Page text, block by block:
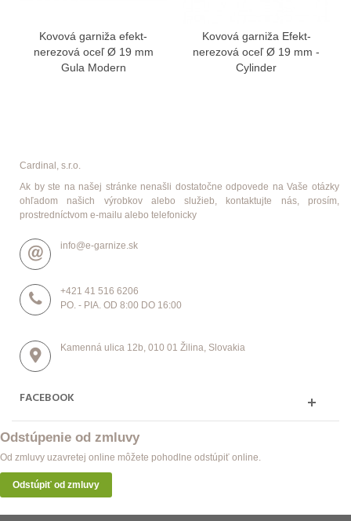
Kovová garniža efekt-
nerezová oceľ Ø 19 mm
Gula Modern
Kovová garniža Efekt-
nerezová oceľ Ø 19 mm -
Cylinder
Cardinal, s.r.o.
Ak by ste na našej stránke nenašli dostatočne odpovede na Vaše otázky
ohľadom našich výrobkov alebo služieb, kontaktujte nás, prosím,
prostredníctvom e-mailu alebo telefonicky
info@e-garnize.sk
+421 41 516 6206
PO. - PIA. OD 8:00 DO 16:00
Kamenná ulica 12b, 010 01 Žilina, Slovakia
FACEBOOK
Odstúpenie od zmluvy
Od zmluvy uzavretej online môžete pohodlne odstúpiť online.
Odstúpiť od zmluvy